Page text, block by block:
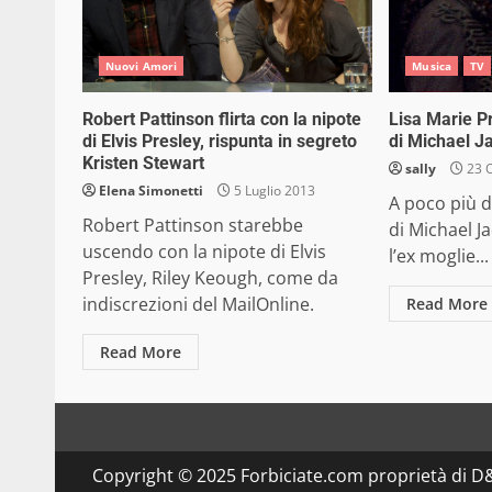
Nuovi Amori
Robert Pattinson flirta con la nipote
di Elvis Presley, rispunta in segreto
Kristen Stewart
Elena Simonetti 5 Luglio 2013
Robert Pattinson starebbe
uscendo con la nipote di Elvis
Presley, Riley Keough, come da
indiscrezioni del MailOnline.
Read More
Musica TV
Lisa Marie
di Michael
sally 23
A poco più
di Michael
l’ex moglie...
Read More
Copyright © 2025 Forbiciate.com proprietà di